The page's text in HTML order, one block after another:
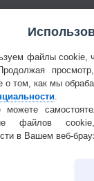
файлы cookie,
о том, как мы
файлов
в Вашем веб-